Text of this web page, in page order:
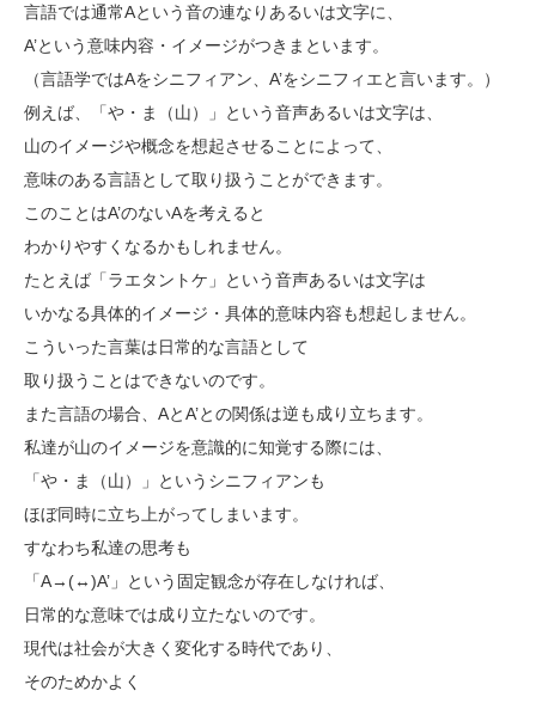
言語では通常Aという音の連なりあるいは文字に、
A’という意味内容・イメージがつきまといます。
（言語学ではAをシニフィアン、A’をシニフィエと言います。）
例えば、「や・ま（山）」という音声あるいは文字は、
山のイメージや概念を想起させることによって、
意味のある言語として取り扱うことができます。
このことはA’のないAを考えると
わかりやすくなるかもしれません。
たとえば「ラエタントケ」という音声あるいは文字は
いかなる具体的イメージ・具体的意味内容も想起しません。
こういった言葉は日常的な言語として
取り扱うことはできないのです。
また言語の場合、AとA’との関係は逆も成り立ちます。
私達が山のイメージを意識的に知覚する際には、
「や・ま（山）」というシニフィアンも
ほぼ同時に立ち上がってしまいます。
すなわち私達の思考も
「A→(↔)A’」という固定観念が存在しなければ、
日常的な意味では成り立たないのです。
現代は社会が大きく変化する時代であり、
そのためかよく